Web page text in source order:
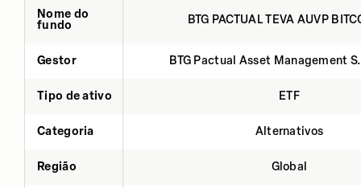
Nome do
fundo
BTG PACTUAL TEVA AUVP
Gestor BTG Pactual Asset Management
Tipo de ativo ETF
Categoria Alternativos
Região Global